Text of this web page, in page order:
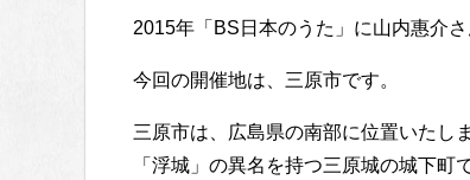
2015年「BS日本のうた」に山内惠介さ
今回の開催地は、三原市です。
三原市は、広島県の南部に位置いたしま
「浮城」の異名を持つ三原城の城下町